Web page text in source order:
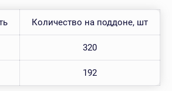
Количество на поддоне, шт
320
192